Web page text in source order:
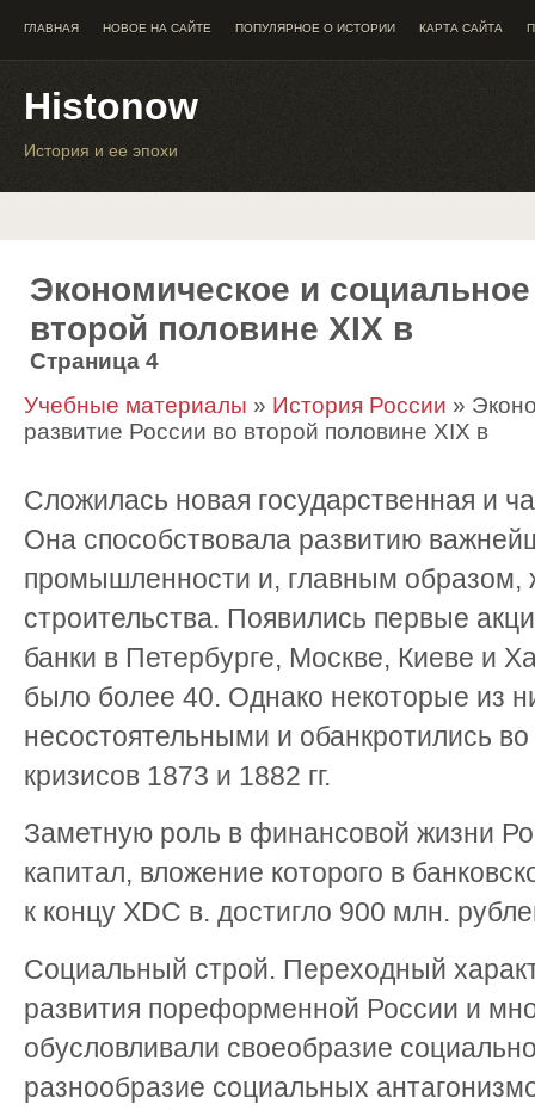
ГЛАВНАЯ НОВОЕ НА САЙТЕ ПОПУЛЯРНОЕ О ИСТОРИИ КАРТА САЙТА
Histonow
История и ее эпохи
Экономическое и
второй половине XIX в
Страница 4
Учебные материалы » История России »
развитие России во второй половине XIX в
Сложилась новая государственная и
Она способствовала развитию
промышленности и, главным образом,
строительства. Появились первые
банки в Петербурге, Москве, Киеве и
было более 40. Однако некоторые из
несостоятельными и обанкротились
кризисов 1873 и 1882 гг.
Заметную роль в финансовой жизни
капитал, вложение которого в
к концу XDC в. достигло 900 млн.
Социальный строй. Переходный
развития пореформенной России и
обусловливали своеобразие
разнообразие социальных